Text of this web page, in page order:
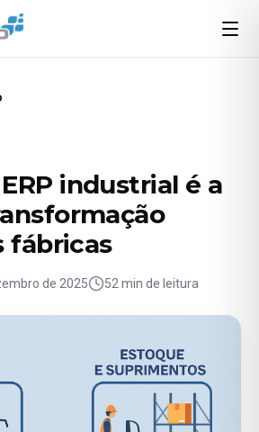
industrial é a
fábricas
de 2025 52 min de leitura